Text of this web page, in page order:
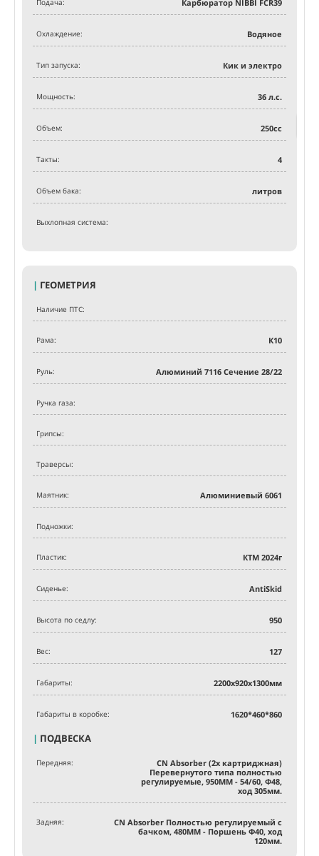
Карбюратор NIBBI FCR39
Охлаждение: Водяное
Тип запуска: Кик и электро
Мощность: 36 л.с.
Объем: 250сс
Такты: 4
Объем бака: литров
Выхлопная система:
| ГЕОМЕТРИЯ
Наличие ПТС:
Рама: К10
Руль: Алюминий 7116 Сечение 28/22
Ручка газа:
Грипсы:
Траверсы:
Маятник: Алюминиевый 6061
Подножки:
Пластик: КТМ 2024г
Сиденье: AntiSkid
Высота по седлу: 950
Вес: 127
Габариты: 2200х920х1300мм
Габариты в коробке: 1620*460*860
| ПОДВЕСКА
Передняя:
CN Absorber (2х картриджная)
Перевернутого типа полностью
регулируемые, 950MM - 54/60, Ф48,
ход 305мм.
Задняя:
CN Absorber Полностью регулируемый с
бачком, 480MM - Поршень Ф40, ход
120мм.